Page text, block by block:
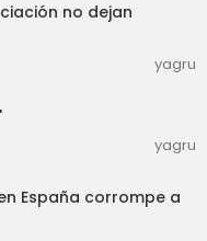
no dejan
yagru
yagru
España corrompe a